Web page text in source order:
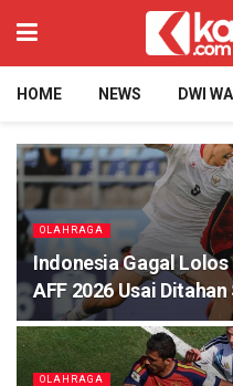
HOME NEWS DWI
OLAHRAGA
Indonesia Gagal
AFF 2026 Usai
OLAHRAGA